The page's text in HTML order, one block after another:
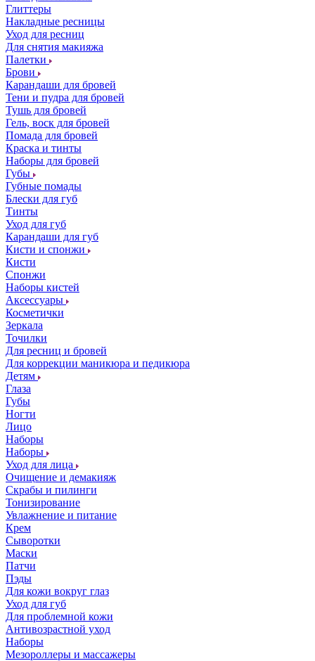
Глиттеры
Накладные ресницы
Уход для ресниц
Для снятия макияжа
Палетки
Брови
Карандаши для бровей
Тени и пудра для бровей
Тушь для бровей
Гель, воск для бровей
Помада для бровей
Краска и тинты
Наборы для бровей
Губы
Губные помады
Блески для губ
Тинты
Уход для губ
Карандаши для губ
Кисти и спонжи
Кисти
Спонжи
Наборы кистей
Аксессуары
Косметички
Зеркала
Точилки
Для ресниц и бровей
Для коррекции маникюра и педикюра
Детям
Глаза
Губы
Ногти
Лицо
Наборы
Наборы
Уход для лица
Очищение и демакияж
Скрабы и пилинги
Тонизирование
Увлажнение и питание
Крем
Сыворотки
Маски
Патчи
Пэды
Для кожи вокруг глаз
Уход для губ
Для проблемной кожи
Антивозрастной уход
Наборы
Мезороллеры и массажеры